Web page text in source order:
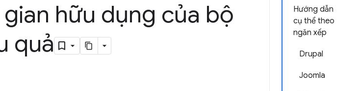
Hướng dẫn
cụ thể theo
ngăn xếp
Drupal
Joomla
hữu dụng của bộ
quả